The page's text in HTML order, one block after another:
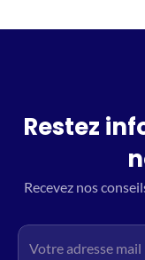
Restez
Recevez nos